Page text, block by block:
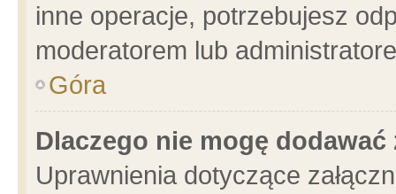
inne operacje, potrzebujesz
moderatorem lub
Góra
Dlaczego nie mogę dodawać
Uprawnienia dotyczące